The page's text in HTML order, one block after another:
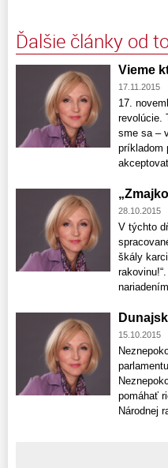
Ďalšie články od
Vieme
17.11.2015
17.
revolúcie.
sme sa –
príkladom
28.10.2015
V týchto
škály
15.10.2015
pomáhať
Národnej